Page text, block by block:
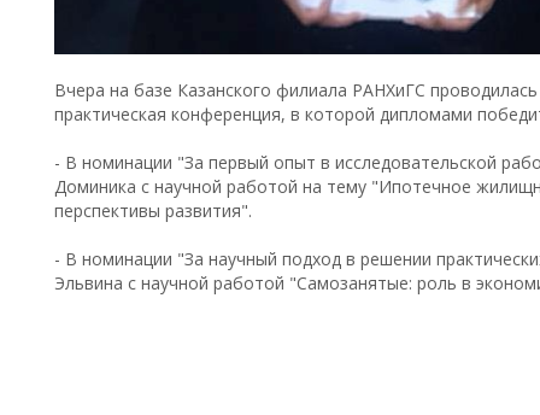
Вчера на базе Казанского филиала РАНХиГС
практическая конференция, в которой дипломами
- В номинации "За первый опыт в исследовательской
Доминика с научной работой на тему "Ипотечное
перспективы развития".
- В номинации "За научный подход в решении
Эльвина с научной работой "Самозанятые: роль в